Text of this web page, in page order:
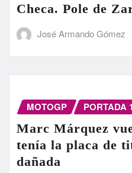
Checa. Pole de
José Armando Gómez
MOTOGP PORTADA 1
Marc Márquez
tenía la placa de
dañada